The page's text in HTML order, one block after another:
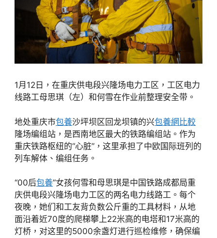
1月12日，在重庆供电段兴隆场电力工区，工区电力
线路工母思琪（左）和何雪在作业前整理安全带。
地处重庆市包養沙坪坝区回龙坝镇的兴包養網比較
隆场编组站，是西南地区最大的铁路编组站。作为
重庆铁路枢纽的“心脏”，这里承担了中欧国际班列的
列车解体、编组任务。
“00后包養”女孩何雪和母思琪是中国铁路成都局重
庆供电段兴隆场电力工区的两名电力线路工。每个
夜晚，她们和工友背负数公斤重的工具材料，从地
面沿着近70度的爬梯攀上22米高的电塔和17米高的
灯桥，对这里的5000余盏灯进行巡检维修，确保编